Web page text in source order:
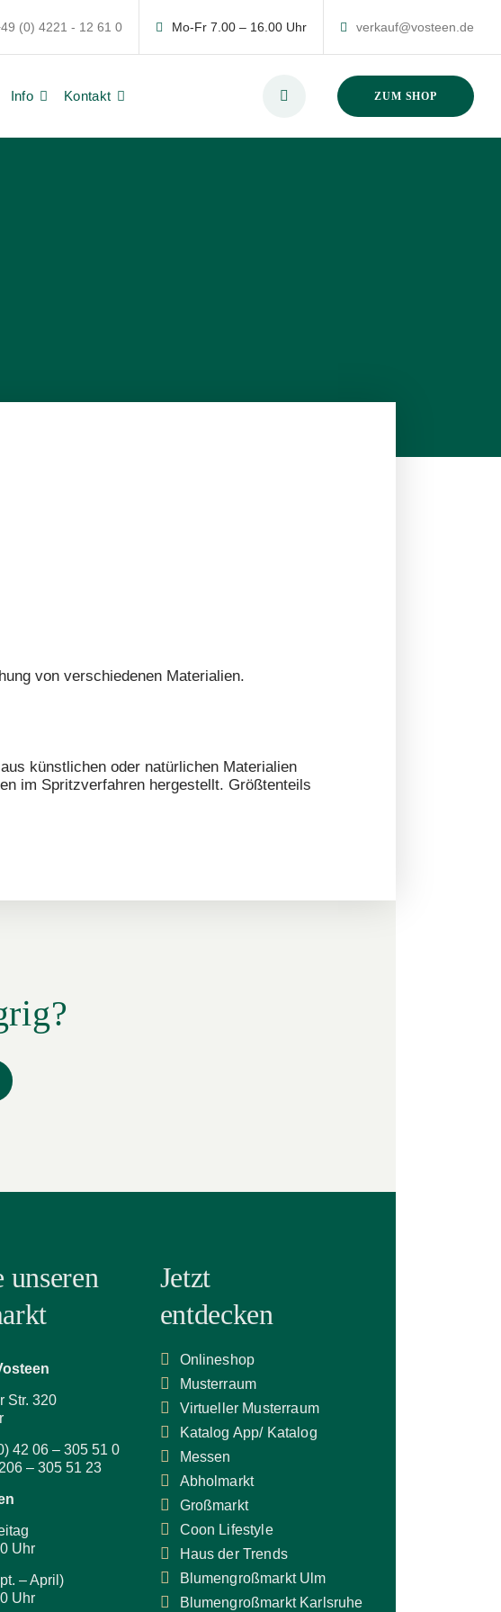
(0) 4221 - 12 61 0 Mo-Fr 7.00 – 16.00 Uhr verkauf@vosteen.de
Info Kontakt ZUM SHOP
von verschiedenen Materialien.
künstlichen oder natürlichen Materialien
im Spritzverfahren hergestellt. Größtenteils
unseren
Str. 320
42 06 – 305 51 0
– 305 51 23
Uhr
– April)
Uhr
Jetzt
entdecken
Onlineshop
Musterraum
Virtueller Musterraum
Katalog App/ Katalog
Messen
Abholmarkt
Großmarkt
Coon Lifestyle
Haus der Trends
Blumengroßmarkt Ulm
Blumengroßmarkt Karlsruhe